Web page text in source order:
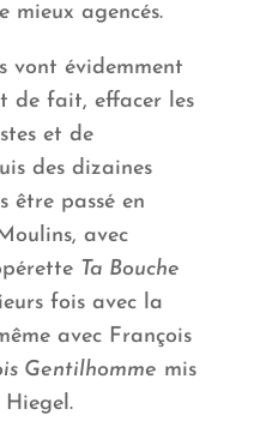
mieux agencés.
vont évidemment
de fait, effacer les
et de
des dizaines
être passé en
avec
Ta Bouche
fois avec la
avec François
Gentilhomme mis